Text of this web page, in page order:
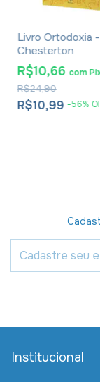
Livro Ortodoxia -
Chesterton
R$10,99 -56%
R$24,90
R$10,66 com
Institucional